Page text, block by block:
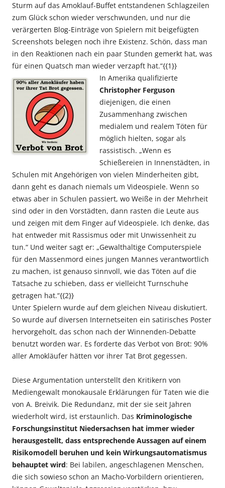
Sturm auf das Amoklauf-Buffet entstandenen Schlagzeilen
zum Glück schon wieder verschwunden, und nur die
verärgerten Blog-Einträge von Spielern mit beigefügten
Screenshots belegen noch ihre Existenz. Schön, dass man
in den Reaktionen nach ein paar Stunden gemerkt hat, was
für einen Quatsch man wieder verzapft hat.“{{1}}
In Amerika qualifizierte
Christopher Ferguson
diejenigen, die einen
Zusammenhang zwischen
medialem und realem Töten für
möglich hielten, sogar als
rassistisch. „Wenn es
Schießereien in Innenstädten, in
Schulen mit Angehörigen von vielen Minderheiten gibt,
dann geht es danach niemals um Videospiele. Wenn so
etwas aber in Schulen passiert, wo Weiße in der Mehrheit
sind oder in den Vorstädten, dann rasten die Leute aus
und zeigen mit dem Finger auf Videospiele. Ich denke, das
hat entweder mit Rassismus oder mit Unwissenheit zu
tun.“ Und weiter sagt er: „Gewalthaltige Computerspiele
für den Massenmord eines jungen Mannes verantwortlich
zu machen, ist genauso sinnvoll, wie das Töten auf die
Tatsache zu schieben, dass er vielleicht Turnschuhe
getragen hat.“{{2}}
Unter Spielern wurde auf dem gleichen Niveau diskutiert.
So wurde auf diversen Internetseiten ein satirisches Poster
hervorgeholt, das schon nach der Winnenden-Debatte
benutzt worden war. Es forderte das Verbot von Brot: 90%
aller Amokläufer hätten vor ihrer Tat Brot gegessen.
Diese Argumentation unterstellt den Kritikern von
Mediengewalt monokausale Erklärungen für Taten wie die
von A. Breivik. Die Redundanz, mit der sie seit Jahren
wiederholt wird, ist erstaunlich. Das Kriminologische
Forschungsinstitut Niedersachsen hat immer wieder
herausgestellt, dass entsprechende Aussagen auf einem
Risikomodell beruhen und kein Wirkungsautomatismus
behauptet wird: Bei labilen, angeschlagenen Menschen,
die sich sowieso schon an Macho-Vorbildern orientieren,